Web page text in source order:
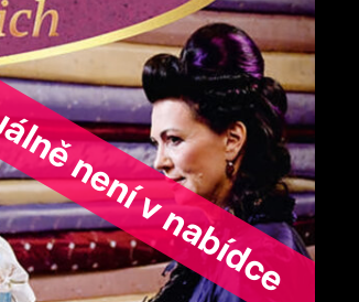
není v nabídce